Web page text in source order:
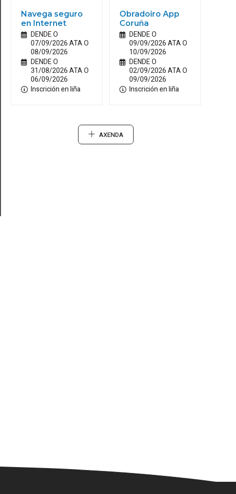
Navega seguro
en Internet
DENDE O
07/09/2026 ATA O
08/09/2026
DENDE O
31/08/2026 ATA O
06/09/2026
Inscrición en liña
Obradoiro App
Coruña
DENDE O
09/09/2026 ATA O
10/09/2026
DENDE O
02/09/2026 ATA O
09/09/2026
Inscrición en liña
AXENDA